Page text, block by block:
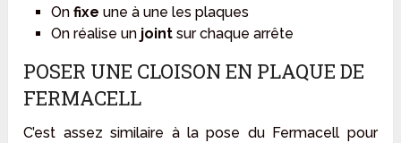
On fixe une à une les plaques
On réalise un jointsur chaque arrête
POSER UNE CLOISON EN PLAQUE DE
FERMACELL
C’est assez similaire à la pose du Fermacell pour